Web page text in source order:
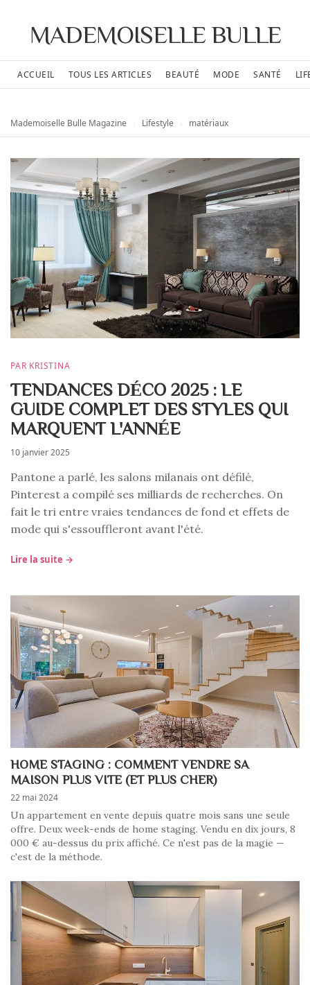
MADEMOISELLE BULLE
ACCUEIL TOUS LES ARTICLES BEAUTÉ MODE SANTÉ
Mademoiselle Bulle Magazine Lifestyle matériaux
PAR KRISTINA
TENDANCES DÉCO 2025 : LE
GUIDE COMPLET DES STYLES QUI
MARQUENT L'ANNÉE
10 janvier 2025
Pantone a parlé, les salons milanais ont défilé,
Pinterest a compilé ses milliards de recherches. On
fait le tri entre vraies tendances de fond et effets de
mode qui s'essouffleront avant l'été.
Lire la suite →
HOME STAGING : COMMENT VENDRE SA
MAISON PLUS VITE (ET PLUS CHER)
22 mai 2024
Un appartement en vente depuis quatre mois sans une seule
offre. Deux week-ends de home staging. Vendu en dix jours, 8
000 € au-dessus du prix affiché. Ce n'est pas de la magie —
c'est de la méthode.